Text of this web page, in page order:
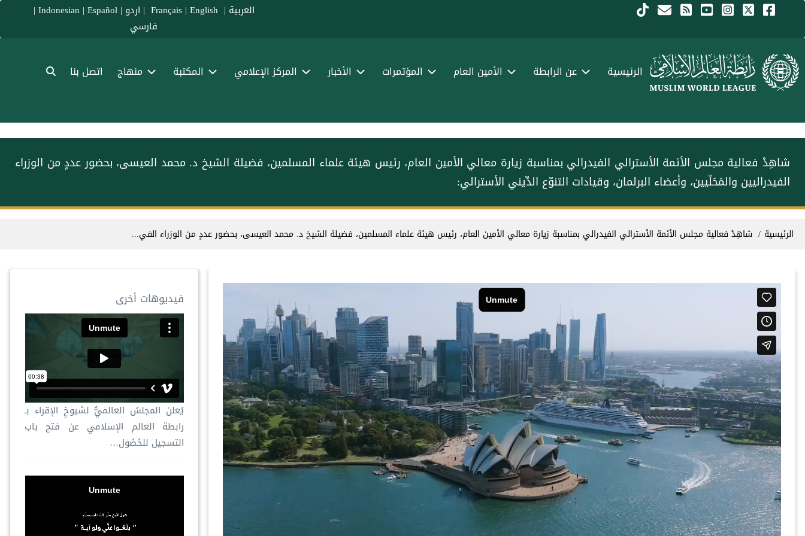
تجاوز إلى المحتوى الرئيسي العربية |
Français
| English
| اردو |
Indonesian | Español
|
فارسي
Menu Arabic الرئيسية عن الرابطة الأمين العام المؤتمرات الأخبار المركز الإعلامي المكتبة منهاج اتصل بنا
شاهِدْ فعالية مجلس الأئمة الأسترالي الفيدرالي بمناسبة زيارة معالي الأمين العام، رئيس هيئة علماء المسلمين، فضيلة الشيخ د. محمد العيسى، بحضور عددٍ من الوزراء
الفيدراليين والمَحَلّيين، وأعضاء البرلمان، وقيادات التنوّع الدِّيني الأسترالي:
مسار التنقل
الرئيسية شاهِدْ فعالية مجلس الأئمة الأسترالي الفيدرالي بمناسبة زيارة معالي الأمين العام، رئيس هيئة علماء المسلمين، فضيلة الشيخ د. محمد العيسى، بحضور عددٍ من الوزراء الفي...
فيديوهات أخرى
يُعلن المجلسُ العالميُّ لشيوخِ الإقراء بـ
رابطة العالم الإسلامي عن فتح باب
التسجيل للحُصُول…